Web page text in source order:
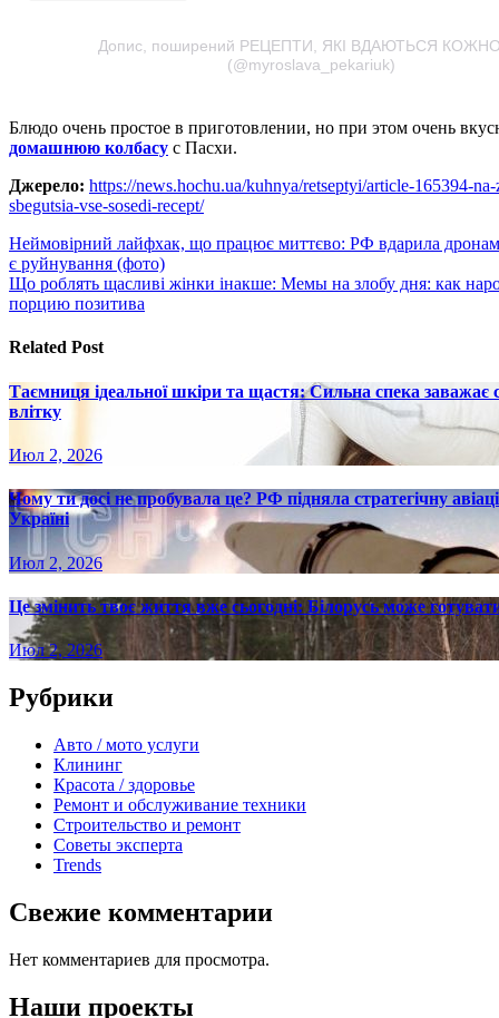
Допис, поширений РЕЦЕПТИ, ЯКІ ВДАЮТЬСЯ
(@myroslava_pekariuk)
Блюдо очень простое в приготовлении, но при этом очень
домашнюю колбасу с Пасхи.
Джерело: https://news.hochu.ua/kuhnya/retseptyi/article-165394-
sbegutsia-vse-sosedi-recept/
Навигация
по
записям
Неймовірний лайфхак, що працює миттєво: РФ вдарила
є руйнування (фото)
Що роблять щасливі жінки інакше: Мемы на злобу дня: как
порцию позитива
Related Post
Таємниця ідеальної шкіри та щастя: Сильна спека
влітку
Июл 2, 2026
Чому ти досі не пробувала це? РФ підняла стратегічну
Україні
Июл 2, 2026
Це змінить твоє життя вже сьогодні: Білорусь може
Июл 2, 2026
Рубрики
Авто / мото услуги
Клининг
Красота / здоровье
Ремонт и обслуживание техники
Строительство и ремонт
Советы эксперта
Trends
Свежие комментарии
Нет комментариев для просмотра.
Наши проекты